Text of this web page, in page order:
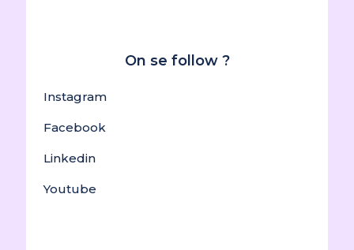
On se follow ?
Instagram
Facebook
Linkedin
Youtube